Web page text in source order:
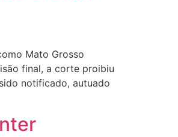
Mato Grosso
final, a corte proibiu
notificado, autuado